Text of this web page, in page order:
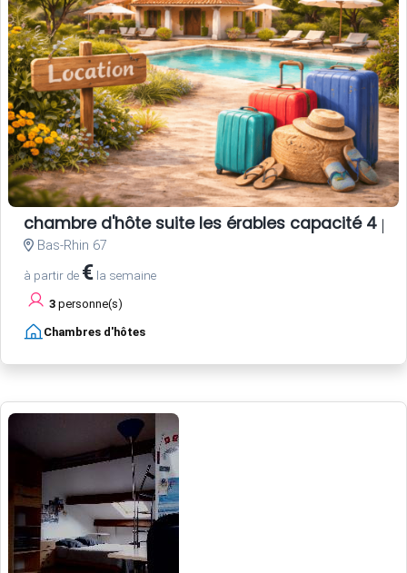
chambre d'hôte suite les érables capacité 4
Bas-Rhin 67
à partir de € la semaine
3 personne(s)
Chambres d'hôtes